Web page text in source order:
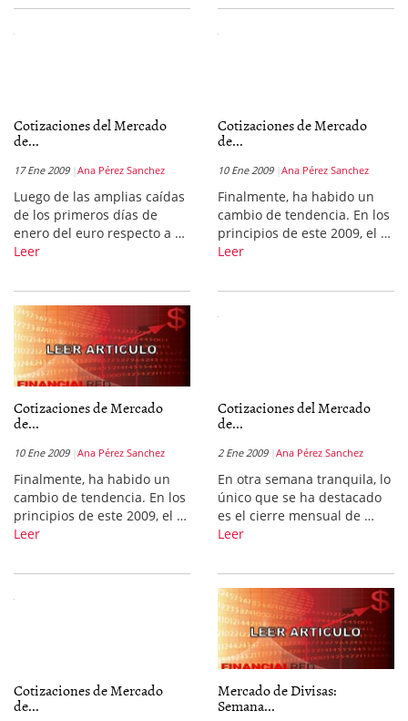
Cotizaciones del Mercado
de...
17 Ene 2009 Ana Pérez Sanchez
Luego de las amplias caídas
de los primeros días de
enero del euro respecto a …
Leer
Cotizaciones de Mercado
de...
10 Ene 2009 Ana Pérez Sanchez
Finalmente, ha habido un
cambio de tendencia. En los
principios de este 2009, el …
Leer
Cotizaciones de Mercado
de...
10 Ene 2009 Ana Pérez Sanchez
Finalmente, ha habido un
cambio de tendencia. En los
principios de este 2009, el …
Leer
Cotizaciones del Mercado
de...
2 Ene 2009 Ana Pérez Sanchez
En otra semana tranquila, lo
único que se ha destacado
es el cierre mensual de …
Leer
Cotizaciones de Mercado
de...
Mercado de Divisas:
Semana...